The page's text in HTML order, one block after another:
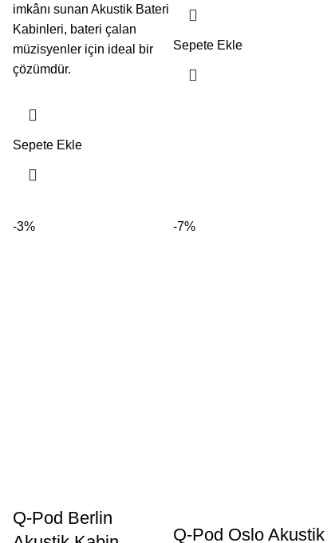
imkânı sunan Akustik Bateri
Kabinleri, bateri çalan
müzisyenler için ideal bir
çözümdür.
Sepete Ekle
Sepete Ekle
-3%
Q-Pod Berlin
-7%
Q-Pod Oslo Akustik